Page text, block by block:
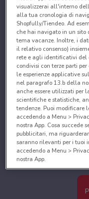
visualizzerai all'interno
alla tua cronologia di
Shopfully/Tiendeo. Ad
che hai navigato in un sito
tema vacanze. Inoltre, i
il relativo consenso)
rete e agli identificativi del
condivisi con terze parti
le esperienze applicative
nel paragrafo 13.b della
anche essere utilizzati per
scientifiche e statistiche,
tendenze. Puoi modificare
accedendo a Menu >
nostra App. Cosa succede
pubblicitari, ma
saranno rilevanti per i tuoi
accedendo a Menu >
nostra App.
Noi e i nostri
Utilizzare dati di
caratteristiche del